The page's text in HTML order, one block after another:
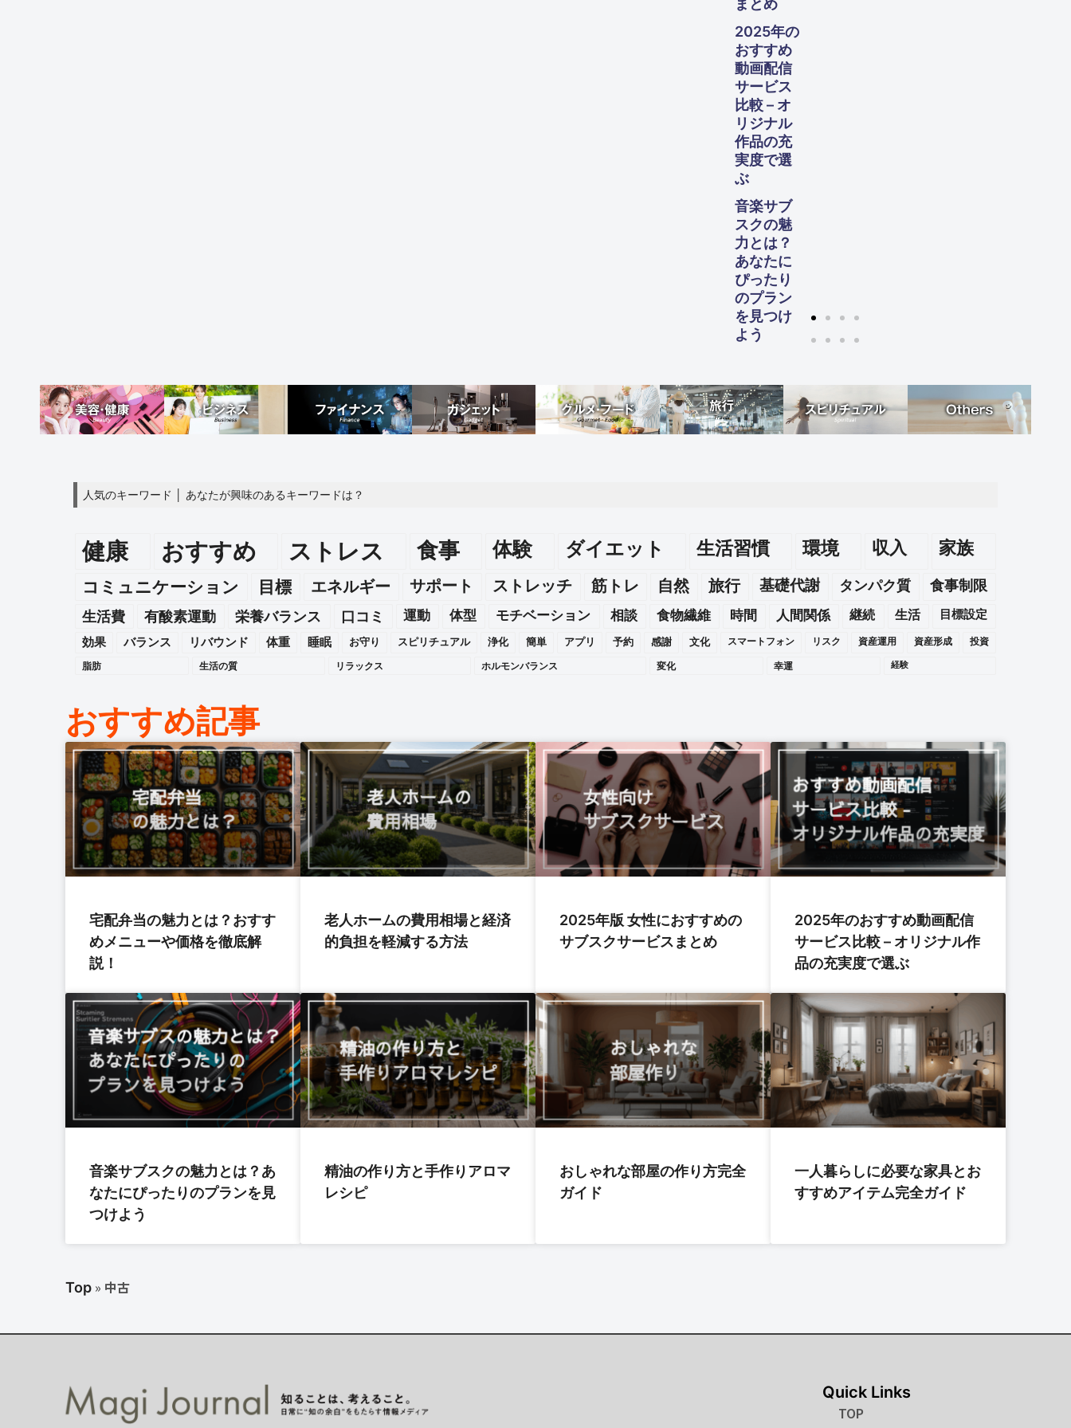
まとめ
2025年の
おすすめ
動画配信
サービス
比較 – オ
リジナル
作品の充
実度で選
ぶ
音楽サブ
スクの魅
力とは？
あなたに
ぴったり
のプラン
を見つけ
よう
人気のキーワード │ あなたが興味のあるキーワードは？
健康 おすすめ ストレス 食事 体験 ダイエット 生活習慣 環境 収入 家族
コミュニケーション 目標 エネルギー サポート ストレッチ 筋トレ 自然 旅行 基礎代謝 タンパク質
食事制限
生活費
有酸素運動 栄養バランス 口コミ 運動 体型 モチベーション 相談 食物繊維 時間 人間関係 継続 生活
目標設定
効果
バランス リバウンド 体重 睡眠 お守り スピリチュアル 浄化 簡単 アプリ 予約 感謝 文化 スマートフォン リスク 資産運用 資産形成 投資
脂肪 生活の質 リラックス ホルモンバランス 変化 幸運 経験
おすすめ記事
宅配弁当の魅力とは？おすす
めメニューや価格を徹底解
説！
老人ホームの費用相場と経済
的負担を軽減する方法
2025年版 女性におすすめの
サブスクサービスまとめ
2025年のおすすめ動画配信
サービス比較 – オリジナル作
品の充実度で選ぶ
音楽サブスクの魅力とは？あ
なたにぴったりのプランを見
つけよう
精油の作り方と手作りアロマ
レシピ
おしゃれな部屋の作り方完全
ガイド
一人暮らしに必要な家具とお
すすめアイテム完全ガイド
Top » 中古
Quick Links
TOP